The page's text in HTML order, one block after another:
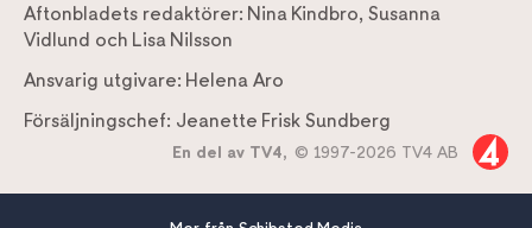
Aftonbladets redaktörer: Nina Kindbro, Susanna
Vidlund och Lisa Nilsson
Ansvarig utgivare: Helena Aro
Försäljningschef: Jeanette Frisk Sundberg
En del av TV4, © 1997-2026 TV4 AB